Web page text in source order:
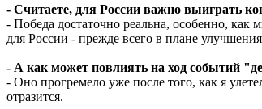
- Считаете, для России важно выиграть
- Победа достаточно реальна, особенно,
для России - прежде всего в плане
- А как может повлиять на ход событий
- Оно прогремело уже после того, как я
отразится.